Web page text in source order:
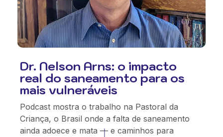
Dr. Nelson Arns: o impacto
real do saneamento para os
mais vulneráveis
Podcast mostra o trabalho na Pastoral da
Criança, o Brasil onde a falta de saneamento
ainda adoece e mata — e caminhos para